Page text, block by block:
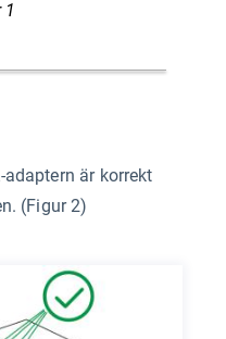
1
adaptern är korrekt
(Figur 2)